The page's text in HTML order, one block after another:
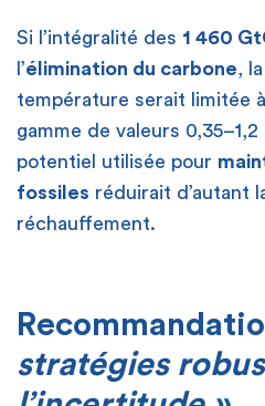
Si l’intégralité des 1 460
l’élimination du carbone ,
température serait limitée à
gamme de valeurs
potentiel utilisée pour
fossiles réduirait d’autant
réchauffement.
stratégies